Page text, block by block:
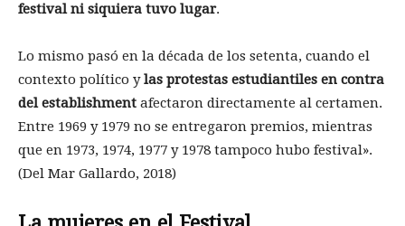
festival ni siquiera tuvo lugar.
Lo mismo pasó en la década de los setenta, cuando el
contexto político ylas protestas estudiantiles en contra
del establishment afectaron directamente al certamen.
Entre 1969 y 1979 no se entregaron premios, mientras
que en 1973, 1974, 1977 y 1978 tampoco hubo festival».
(Del Mar Gallardo, 2018)